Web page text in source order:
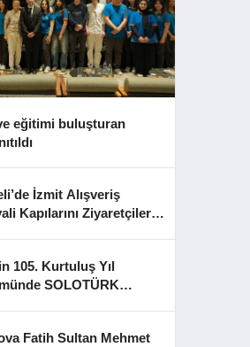
eğitimi buluşturan
İzmit Alışveriş
Kapılarını Ziyaretçilere
105. Kurtuluş Yıl
SOLOTÜRK
Fatih Sultan Mehmet